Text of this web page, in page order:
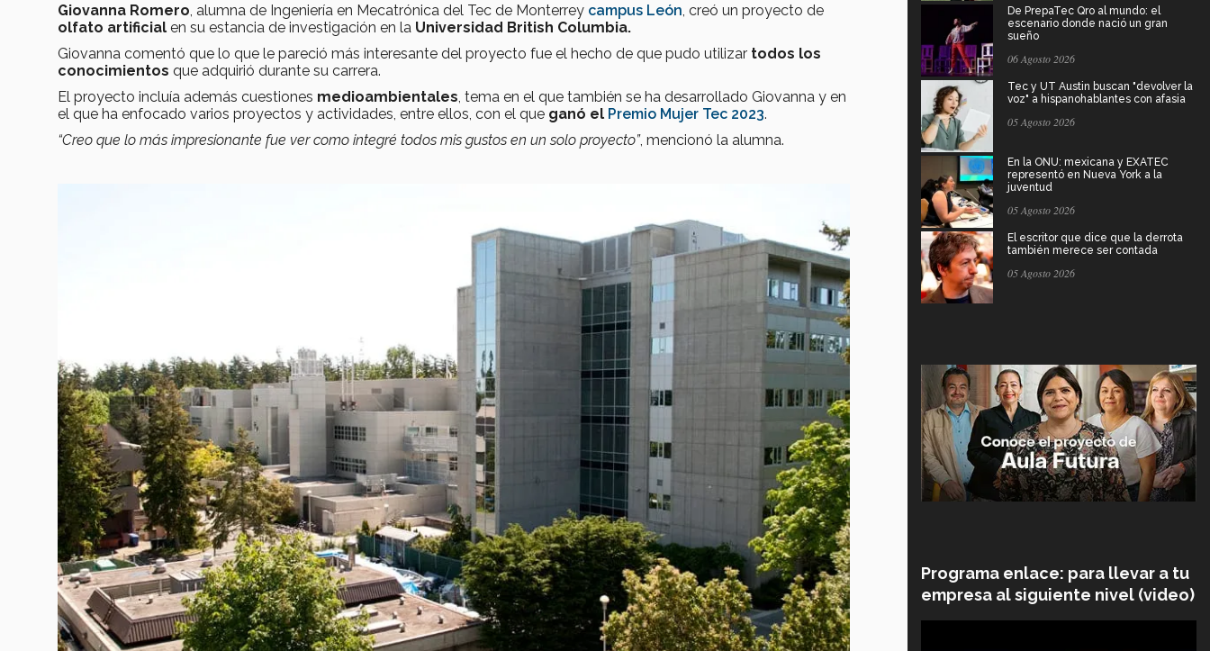
Giovanna Romero , alumna de Ingeniería en Mecatrónica del Tec de Monterrey campus León , creó un proyecto de
olfato artificial en su estancia de investigación en la Universidad British Columbia.
Giovanna comentó que lo que le pareció más interesante del proyecto fue el hecho de que pudo utilizar todos los
conocimientos que adquirió durante su carrera.
El proyecto incluía además cuestiones medioambientales , tema en el que también se ha desarrollado Giovanna y en
el que ha enfocado varios proyectos y actividades, entre ellos, con el que ganó el Premio Mujer Tec 2023.
“Creo que lo más impresionante fue ver como integré todos mis gustos en un solo proyecto”, mencionó la alumna.
De PrepaTec Qro al mundo: el
escenario donde nació un gran
sueño
06 Agosto 2026
Tec y UT Austin buscan "devolver la
voz" a hispanohablantes con afasia
05 Agosto 2026
En la ONU: mexicana y EXATEC
representó en Nueva York a la
juventud
05 Agosto 2026
El escritor que dice que la derrota
también merece ser contada
05 Agosto 2026
Programa enlace: para llevar a tu
empresa al siguiente nivel (video)